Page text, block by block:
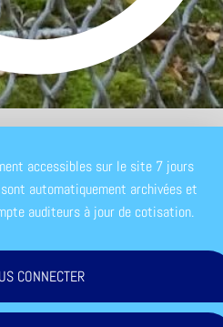
accessibles sur le site 7 jours
automatiquement archivées et
auditeurs à jour de cotisation.
CONNECTER